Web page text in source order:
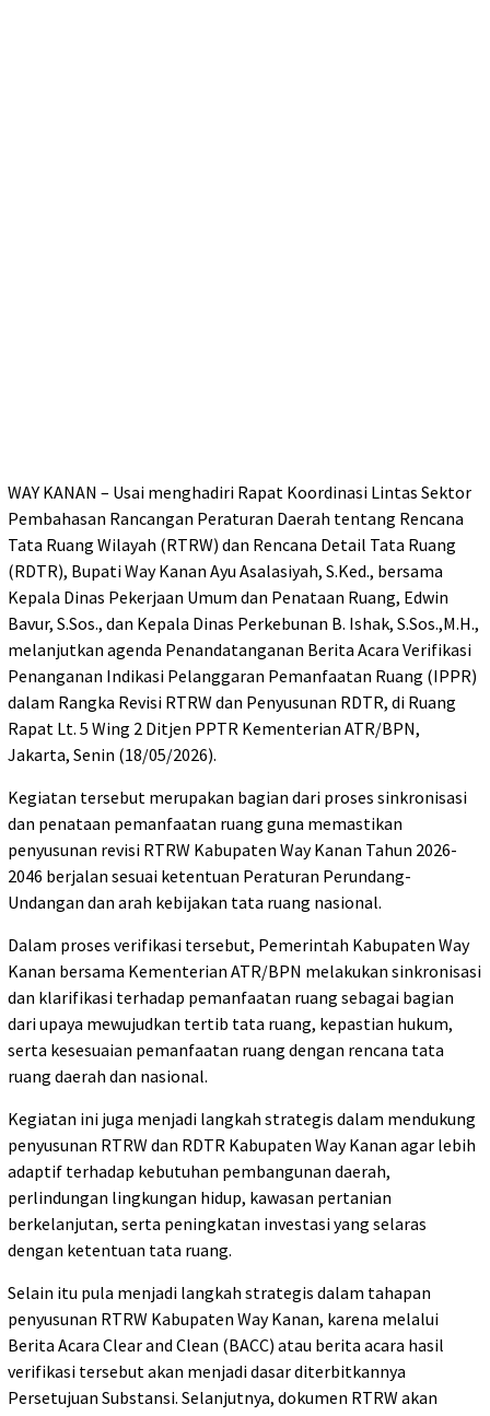
WAY KANAN – Usai menghadiri Rapat Koordinasi Lintas Sektor
Pembahasan Rancangan Peraturan Daerah tentang Rencana
Tata Ruang Wilayah (RTRW) dan Rencana Detail Tata Ruang
(RDTR), Bupati Way Kanan Ayu Asalasiyah, S.Ked., bersama
Kepala Dinas Pekerjaan Umum dan Penataan Ruang, Edwin
Bavur, S.Sos., dan Kepala Dinas Perkebunan B. Ishak, S.Sos.,M.H.,
melanjutkan agenda Penandatanganan Berita Acara Verifikasi
Penanganan Indikasi Pelanggaran Pemanfaatan Ruang (IPPR)
dalam Rangka Revisi RTRW dan Penyusunan RDTR, di Ruang
Rapat Lt. 5 Wing 2 Ditjen PPTR Kementerian ATR/BPN,
Jakarta, Senin (18/05/2026).
Kegiatan tersebut merupakan bagian dari proses sinkronisasi
dan penataan pemanfaatan ruang guna memastikan
penyusunan revisi RTRW Kabupaten Way Kanan Tahun 2026-
2046 berjalan sesuai ketentuan Peraturan Perundang-
Undangan dan arah kebijakan tata ruang nasional.
Dalam proses verifikasi tersebut, Pemerintah Kabupaten Way
Kanan bersama Kementerian ATR/BPN melakukan sinkronisasi
dan klarifikasi terhadap pemanfaatan ruang sebagai bagian
dari upaya mewujudkan tertib tata ruang, kepastian hukum,
serta kesesuaian pemanfaatan ruang dengan rencana tata
ruang daerah dan nasional.
Kegiatan ini juga menjadi langkah strategis dalam mendukung
penyusunan RTRW dan RDTR Kabupaten Way Kanan agar lebih
adaptif terhadap kebutuhan pembangunan daerah,
perlindungan lingkungan hidup, kawasan pertanian
berkelanjutan, serta peningkatan investasi yang selaras
dengan ketentuan tata ruang.
Selain itu pula menjadi langkah strategis dalam tahapan
penyusunan RTRW Kabupaten Way Kanan, karena melalui
Berita Acara Clear and Clean (BACC) atau berita acara hasil
verifikasi tersebut akan menjadi dasar diterbitkannya
Persetujuan Substansi. Selanjutnya, dokumen RTRW akan